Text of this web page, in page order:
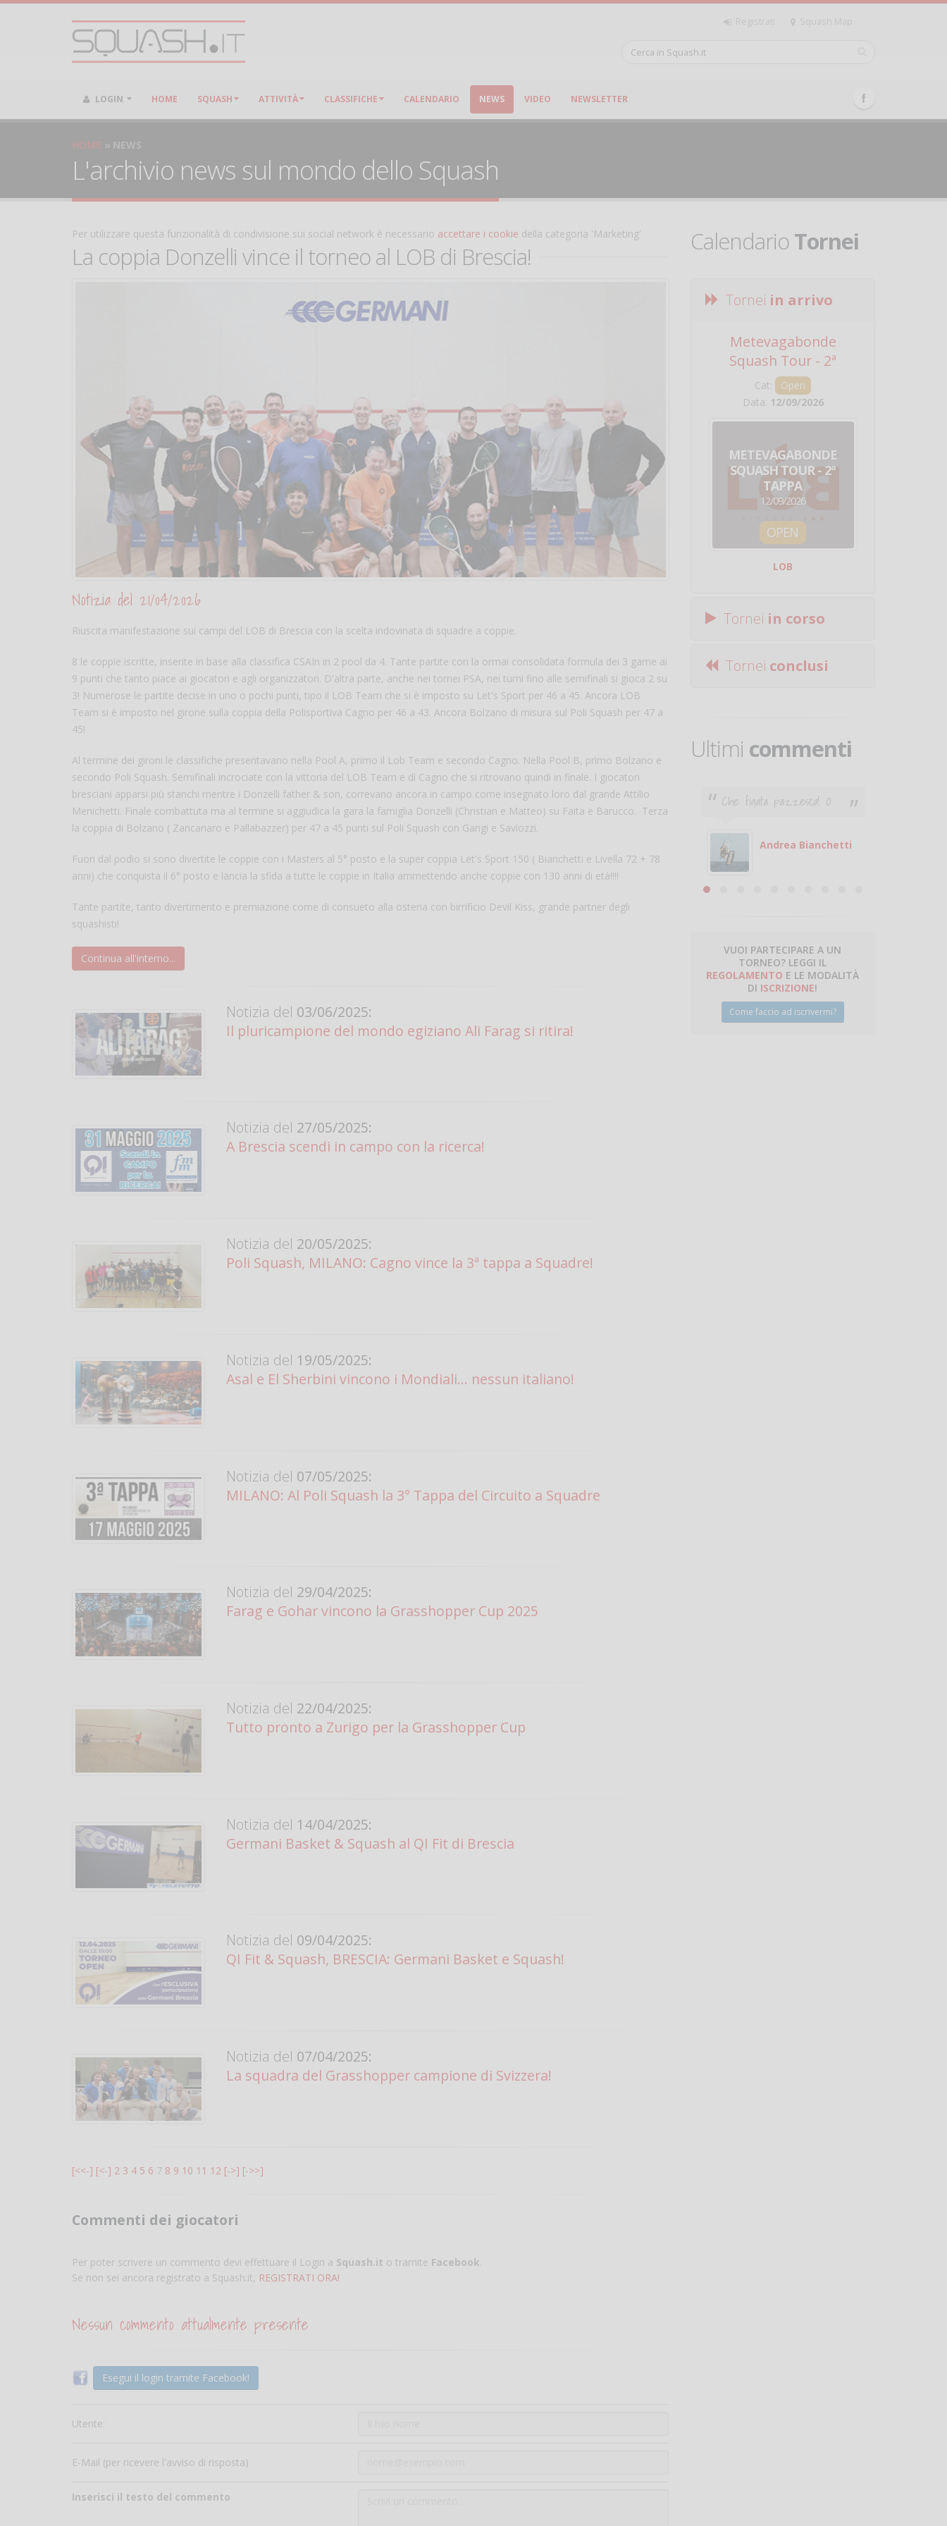
Registrati Squash Map
LOGIN HOME SQUASH ATTIVITÀ CLASSIFICHE CALENDARIO NEWS VIDEO NEWSLETTER
HOME NEWS
L'archivio news sul mondo dello Squash
Per utilizzare questa funzionalità di condivisione sui social network è necessario accettare i cookie della categoria 'Marketing'
La coppia Donzelli vince il torneo al LOB di Brescia!
Notizia del 21/04/2026
Riuscita manifestazione sui campi del LOB di Brescia con la scelta indovinata di squadre a coppie.
8 le coppie iscritte, inserite in base alla classifica CSAIn in 2 pool da 4. Tante partite con la ormai consolidata formula dei 3 game ai
9 punti che tanto piace ai giocatori e agli organizzatori. D'altra parte, anche nei tornei PSA, nei turni fino alle semifinali si gioca 2 su
3! Numerose le partite decise in uno o pochi punti, tipo il LOB Team che si è imposto su Let's Sport per 46 a 45. Ancora LOB
Team si è imposto nel girone sulla coppia della Polisportiva Cagno per 46 a 43. Ancora Bolzano di misura sul Poli Squash per 47 a
45!
Al termine dei gironi le classifiche presentavano nella Pool A, primo il Lob Team e secondo Cagno. Nella Pool B, primo Bolzano e
secondo Poli Squash. Semifinali incrociate con la vittoria del LOB Team e di Cagno che si ritrovano quindi in finale. I giocatori
bresciani apparsi più stanchi mentre i Donzelli father & son, correvano ancora in campo come insegnato loro dal grande Attilio
Menichetti. Finale combattuta ma al termine si aggiudica la gara la famiglia Donzelli (Christian e Matteo) su Faita e Barucco. Terza
la coppia di Bolzano ( Zancanaro e Pallabazzer) per 47 a 45 punti sul Poli Squash con Gangi e Saviozzi.
Fuori dal podio si sono divertite le coppie con i Masters al 5° posto e la super coppia Let's Sport 150 ( Bianchetti e Livella 72 + 78
anni) che conquista il 6° posto e lancia la sfida a tutte le coppie in Italia ammettendo anche coppie con 130 anni di età!!!!
Tante partite, tanto divertimento e premiazione come di consueto alla osteria con birrificio Devil Kiss, grande partner degli
squashisti!
Continua all'interno...
Notizia del 03/06/2025:
Il pluricampione del mondo egiziano Ali Farag si ritira!
Notizia del 27/05/2025:
A Brescia scendi in campo con la ricerca!
Notizia del 20/05/2025:
Poli Squash, MILANO: Cagno vince la 3ª tappa a Squadre!
Notizia del 19/05/2025:
Asal e El Sherbini vincono i Mondiali... nessun italiano!
Notizia del 07/05/2025:
MILANO: Al Poli Squash la 3° Tappa del Circuito a Squadre
Notizia del 29/04/2025:
Farag e Gohar vincono la Grasshopper Cup 2025
Notizia del 22/04/2025:
Tutto pronto a Zurigo per la Grasshopper Cup
Notizia del 14/04/2025:
Germani Basket & Squash al QI Fit di Brescia
Notizia del 09/04/2025:
QI Fit & Squash, BRESCIA: Germani Basket e Squash!
Notizia del 07/04/2025:
La squadra del Grasshopper campione di Svizzera!
[<<-] [<-] 2 3 4 5 6 7 8 9 10 11 12 [->] [->>]
Commenti dei giocatori
Per poter scrivere un commento devi effettuare il Login a Squash.it o tramite Facebook.
Se non sei ancora registrato a Squash.it, REGISTRATI ORA!
Nessun commento attualmente presente
Esegui il login tramite Facebook!
Utente:
E-Mail (per ricevere l'avviso di risposta)
Inserisci il testo del commento
CalendarioTornei
Tornei in arrivo
Metevagabonde
Squash Tour - 2ª
Tappa
Cat:
Open
Data: 12/09/2026
METEVAGABONDE
SQUASH TOUR - 2ª
TAPPA
12/09/2026
OPEN
LOB
Tornei in corso
Tornei conclusi
Ultimi commenti
Salve,
come fare per prenotare
un mio amico?
Devo chiamare il numero
telefonico o si può fare
online?
Che figata pazzesca! :O
Andrea Bianchetti
VUOI PARTECIPARE A UN
TORNEO? LEGGI IL
REGOLAMENTO E LE MODALITÀ
DI ISCRIZIONE!
Come faccio ad iscrivermi?